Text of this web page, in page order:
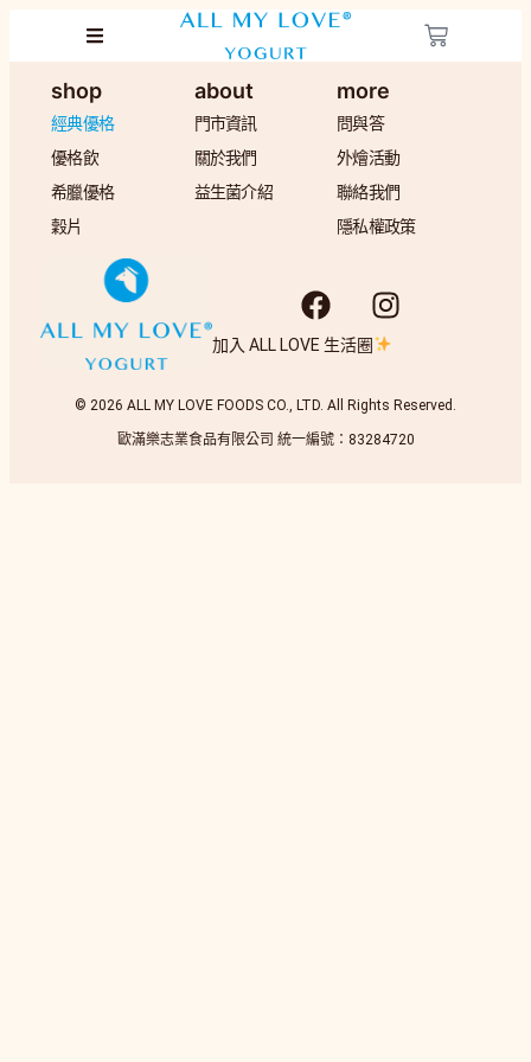
shop
經典優格
優格飲
希臘優格
穀片
about
門市資訊
關於我們
益生菌介紹
more
問與答
外燴活動
聯絡我們
隱私權政策
加入 ALL LOVE 生活圈
© 2026 ALL MY LOVE FOODS CO., LTD. All Rights Reserved.
歐滿樂志業食品有限公司 統一編號：83284720